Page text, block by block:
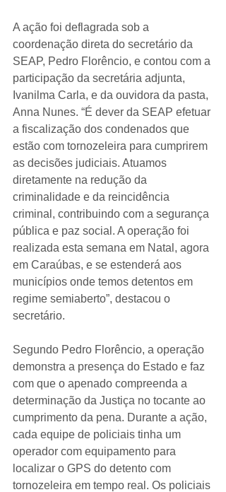
A ação foi deflagrada sob a
coordenação direta do secretário da
SEAP, Pedro Florêncio, e contou com a
participação da secretária adjunta,
Ivanilma Carla, e da ouvidora da pasta,
Anna Nunes. “É dever da SEAP efetuar
a fiscalização dos condenados que
estão com tornozeleira para cumprirem
as decisões judiciais. Atuamos
diretamente na redução da
criminalidade e da reincidência
criminal, contribuindo com a segurança
pública e paz social. A operação foi
realizada esta semana em Natal, agora
em Caraúbas, e se estenderá aos
municípios onde temos detentos em
regime semiaberto”, destacou o
secretário.
Segundo Pedro Florêncio, a operação
demonstra a presença do Estado e faz
com que o apenado compreenda a
determinação da Justiça no tocante ao
cumprimento da pena. Durante a ação,
cada equipe de policiais tinha um
operador com equipamento para
localizar o GPS do detento com
tornozeleira em tempo real. Os policiais